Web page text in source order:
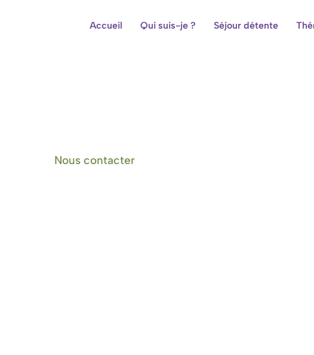
Accueil Qui suis-je ? Séjour détente
Nous contacter